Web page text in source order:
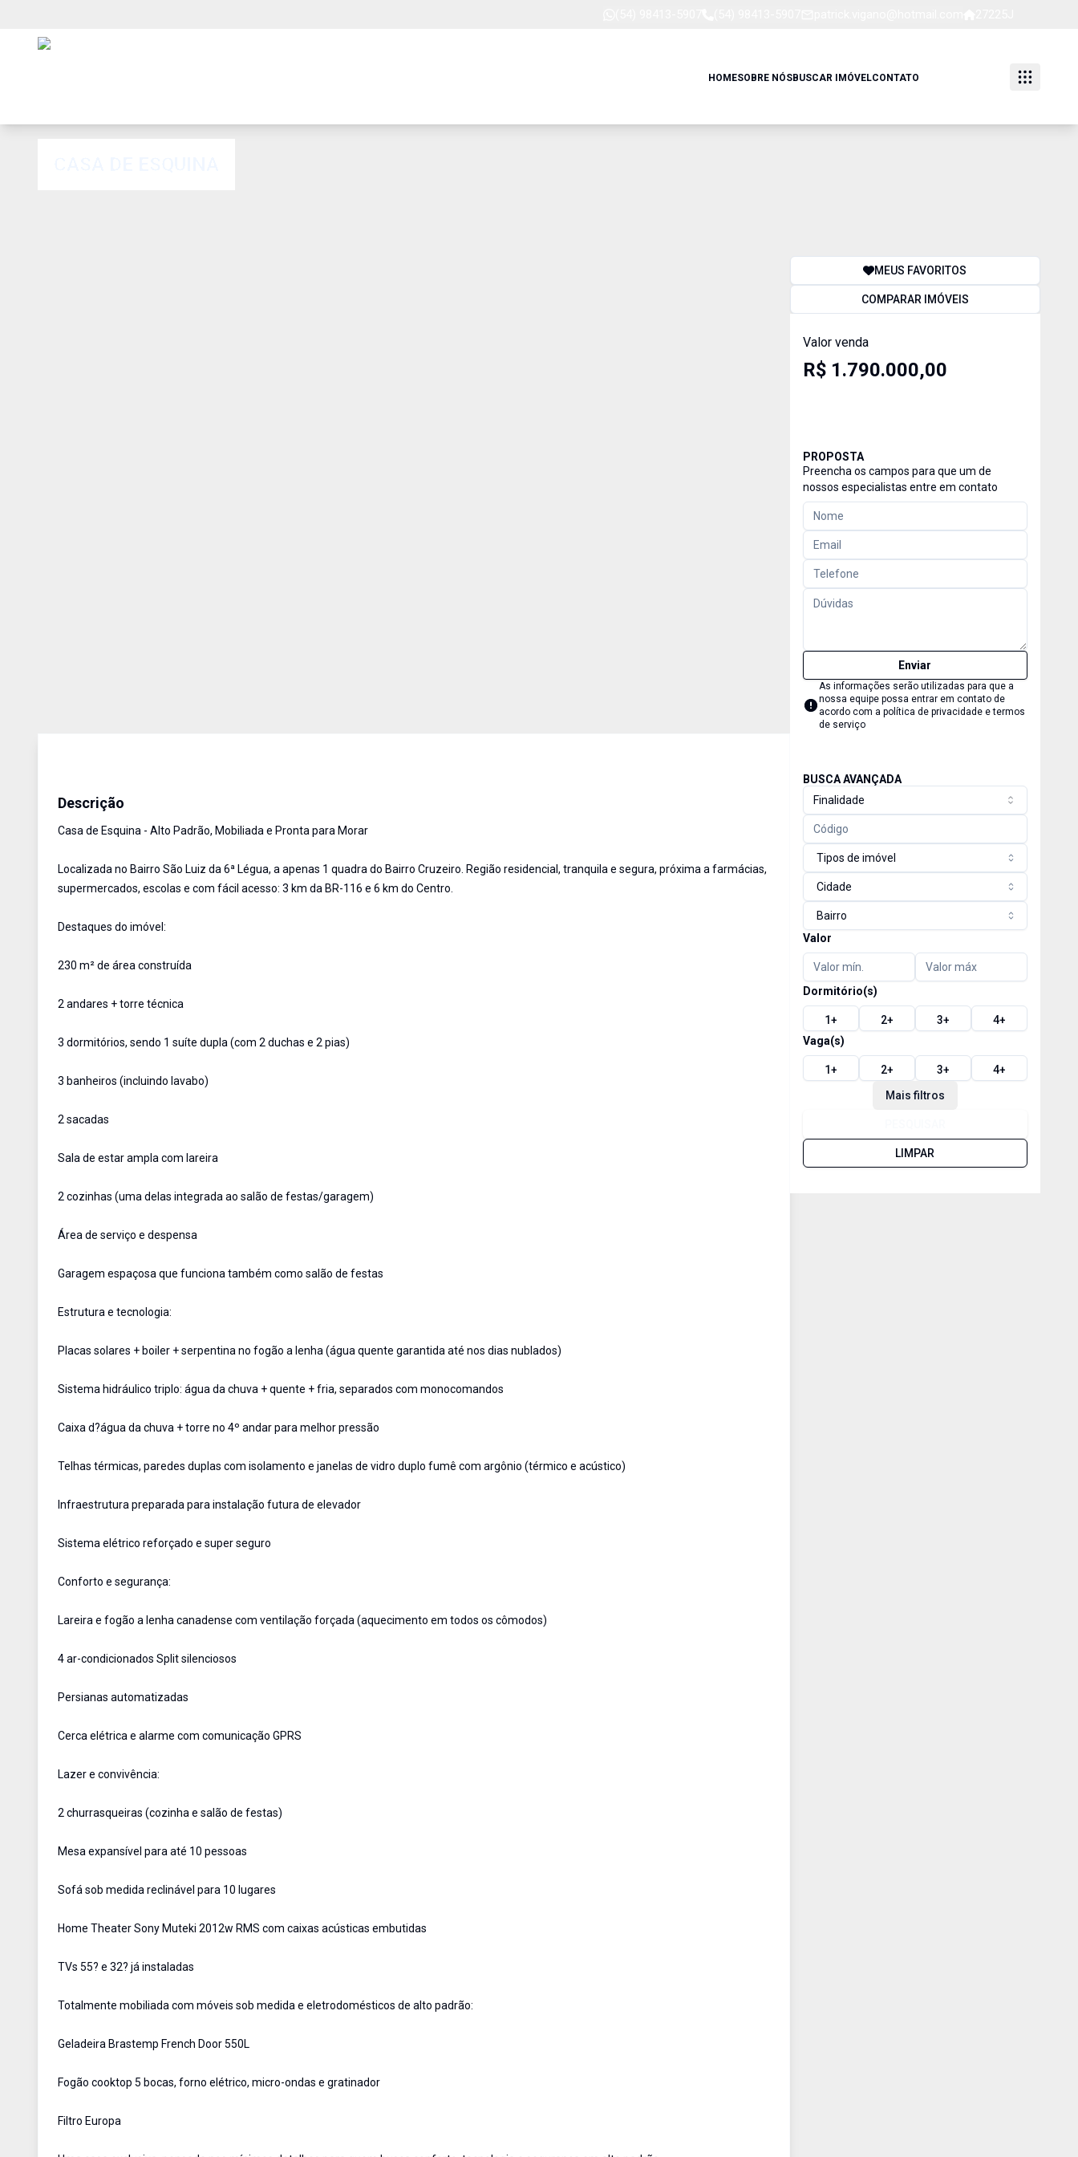
HOMESOBRE NÓSBUSCAR IMÓVELCONTATO
Descrição
Casa de Esquina - Alto Padrão, Mobiliada e Pronta para Morar
Localizada no Bairro São Luiz da 6ª Légua, a apenas 1 quadra do Bairro Cruzeiro. Região residencial, tranquila e segura, próxima a farmácias,
supermercados, escolas e com fácil acesso: 3 km da BR-116 e 6 km do Centro.
Destaques do imóvel:
230 m² de área construída
2 andares + torre técnica
3 dormitórios, sendo 1 suíte dupla (com 2 duchas e 2 pias)
3 banheiros (incluindo lavabo)
2 sacadas
Sala de estar ampla com lareira
2 cozinhas (uma delas integrada ao salão de festas/garagem)
Área de serviço e despensa
Garagem espaçosa que funciona também como salão de festas
Estrutura e tecnologia:
Placas solares + boiler + serpentina no fogão a lenha (água quente garantida até nos dias nublados)
Sistema hidráulico triplo: água da chuva + quente + fria, separados com monocomandos
Caixa d?água da chuva + torre no 4º andar para melhor pressão
Telhas térmicas, paredes duplas com isolamento e janelas de vidro duplo fumê com argônio (térmico e acústico)
Infraestrutura preparada para instalação futura de elevador
Sistema elétrico reforçado e super seguro
Conforto e segurança:
Lareira e fogão a lenha canadense com ventilação forçada (aquecimento em todos os cômodos)
4 ar-condicionados Split silenciosos
Persianas automatizadas
Cerca elétrica e alarme com comunicação GPRS
Lazer e convivência:
2 churrasqueiras (cozinha e salão de festas)
Mesa expansível para até 10 pessoas
Sofá sob medida reclinável para 10 lugares
Home Theater Sony Muteki 2012w RMS com caixas acústicas embutidas
TVs 55? e 32? já instaladas
Totalmente mobiliada com móveis sob medida e eletrodomésticos de alto padrão:
Geladeira Brastemp French Door 550L
Fogão cooktop 5 bocas, forno elétrico, micro-ondas e gratinador
Filtro Europa
MEUS FAVORITOS
COMPARAR IMÓVEIS
Valor venda
R$ 1.790.000,00
PROPOSTA
Preencha os campos para que um de
nossos especialistas entre em contato
Enviar
As informações serão utilizadas para que a
nossa equipe possa entrar em contato de
acordo com a política de privacidade e termos
de serviço
BUSCA AVANÇADA
Finalidade
Tipos de imóvel
Cidade
Bairro
Valor
Dormitório(s)
1+ 2+ 3+ 4+
Vaga(s)
1+ 2+ 3+ 4+
Mais filtros
LIMPAR